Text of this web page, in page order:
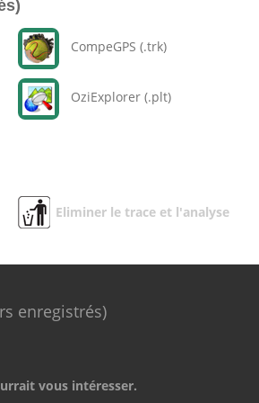
CompeGPS (.trk)
OziExplorer (.plt)
Eliminer le trace et l'analyse
enregistrés)
vous intéresser.